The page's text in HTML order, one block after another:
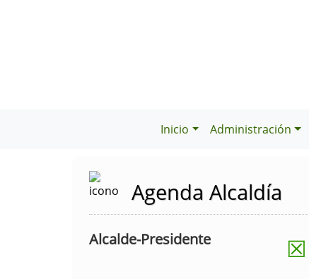
Inicio Administración
Agenda Alcaldía
Alcalde-Presidente ☒